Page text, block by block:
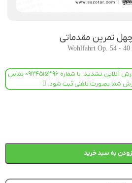
Wohlfahrt Op. 54 -
در صورتی که موفق به ثبت سفارش آنلاین نشدید، با شماره ۰۹۱۲۴۵۱۵۳۹۶ تماس
شما بصورت تلفنی ثبت شود.
به سبد خرید